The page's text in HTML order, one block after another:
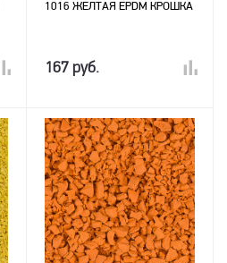
1016 ЖЕЛТАЯ EPDM КРОШКА
167 руб.